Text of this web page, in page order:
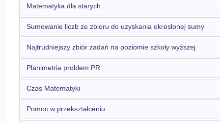
Matematyka dla starych
Sumowanie liczb ze zbioru do uzyskania okreslonej sumy
Najtrudniejszy zbiór zadań na poziomie szkoły wyższej
Planimetria problem PR
Czas Matematyki
Pomoc w przekształceniu